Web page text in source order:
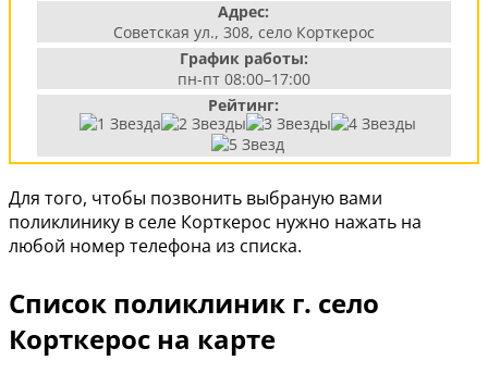
Адрес:
Советская ул., 308, село Корткерос
График работы:
пн-пт 08:00–17:00
Рейтинг:
Для того, чтобы позвонить выбраную вами
поликлинику в селе Корткерос нужно нажать на
любой номер телефона из списка.
Список поликлиник г. село
Корткерос на карте